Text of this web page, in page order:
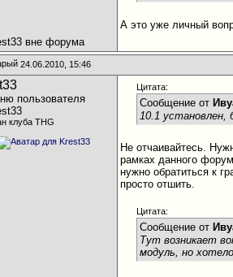
А это уже личный
24.06.2010, 15:46
клуба THG
Цитата:
Сообщение от
10.1 установлен,
Не отчаивайтесь.
рамках данного
нужно обратиться к
просто отшить.
Цитата:
Сообщение от
Тут возникает
модуль, но